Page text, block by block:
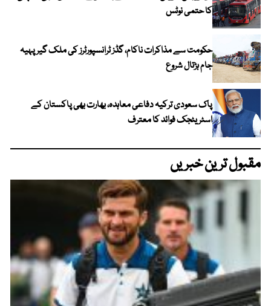
کا حتمی نوٹس
حکومت سے مذاکرات ناکام، گڈز ٹرانسپورٹرز کی ملک گیر پہیہ
جام ہڑتال شروع
پاک سعودی ترکیہ دفاعی معاہدہ، بھارت بھی پاکستان کے
اسٹریٹجک فوائد کا معترف
مقبول ترین خبریں